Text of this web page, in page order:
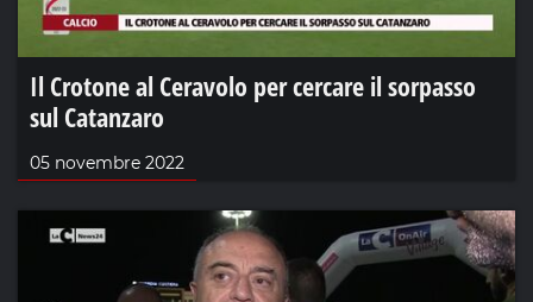
Il Crotone al Ceravolo per cercare il sorpasso
sul Catanzaro
05 novembre 2022